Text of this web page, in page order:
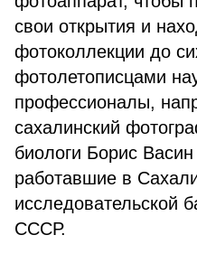
свои открытия и
фотоколлекции до
фотолетописцами
профессионалы,
сахалинский
биологи Борис
работавшие в
исследовательской
СССР.